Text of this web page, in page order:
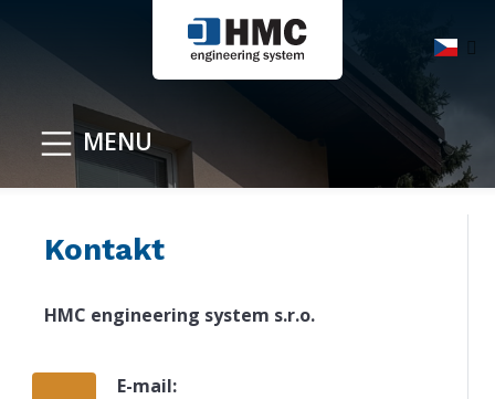
MENU
Kontakt
HMC engineering system s.r.o.
E-mail: